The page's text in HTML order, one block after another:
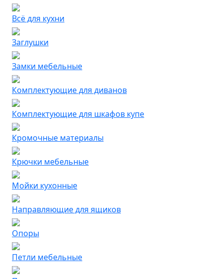
Всё для кухни
Заглушки
Замки мебельные
Комплектующие для диванов
Комплектующие для шкафов купе
Кромочные материалы
Крючки мебельные
Мойки кухонные
Направляющие для ящиков
Опоры
Петли мебельные